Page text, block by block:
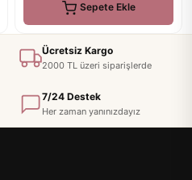
Sepete Ekle
Ücretsiz Kargo
2000 TL üzeri siparişlerde
7/24 Destek
Her zaman yanınızdayız